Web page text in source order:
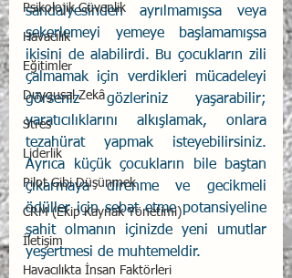
Psikolojik Güvenlik
Havacılık
Eğitimler
Duygusal Zekâ
Stres
Liderlik
Pilot Gibi Düşünmek
CRM (Ekip Kaynak Yönetimi)
İletişim
Havacılıkta İnsan Faktörleri
sandalyesinden ayrılmamışsa veya
şekerlemeyi yemeye başlamamışsa
ikisini de alabilirdi. Bu çocukların zili
çalmamak için verdikleri mücadeleyi
görseniz gözleriniz yaşarabilir;
yaratıcılıklarını alkışlamak, onlara
tezahürat yapmak isteyebilirsiniz.
Ayrıca küçük çocukların bile baştan
çıkarmaya direnme ve gecikmeli
ödüller için sebat etme potansiyeline
şahit olmanın içinizde yeni umutlar
yeşertmesi de muhtemeldir.